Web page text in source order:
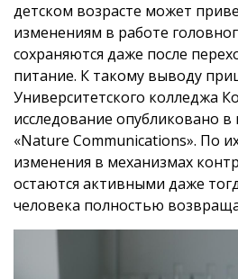
детском возрасте может
изменениям в работе
сохраняются даже после
питание. К такому выводу
Университетского колледжа
исследование опубликовано
«Nature Communications». По
изменения в механизмах
остаются активными даже
человека полностью